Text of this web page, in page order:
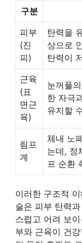
구분
피부
(진
피)
탄력을
상으로
탄력이
근육
(표
면근
육)
눈꺼풀
한 자극
유지할
림프
계
체내 노
는데, 정
프 순환
이러한 구조적
술은 피부 탄력
스럽고 어려 보
부와 근육이 건